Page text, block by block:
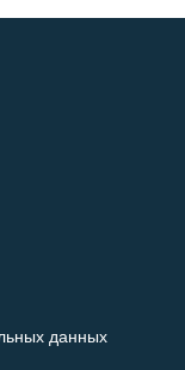
данных